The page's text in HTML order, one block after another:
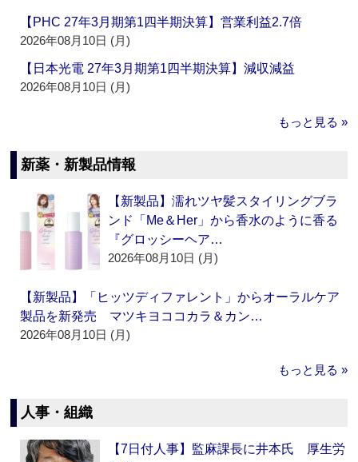
【PHC 27年3月期第1四半期決算】営業利益2.7倍
2026年08月10日 (月)
【日本光電 27年3月期第1四半期決算】減収減益
2026年08月10日 (月)
もっと見る »
新薬・新製品情報
【新製品】濡れツヤ髪スタイリングブラ
ンド「Me＆Her」から香水のように香る
『グロッシーヘア…
2026年08月10日 (月)
【新製品】「ヒッツディファレント」からオーラルケア
製品を新発売 マツキヨココカラ＆カン…
2026年08月10日 (月)
もっと見る »
人事・組織
【7日付人事】監麻課長に井本氏 厚生労